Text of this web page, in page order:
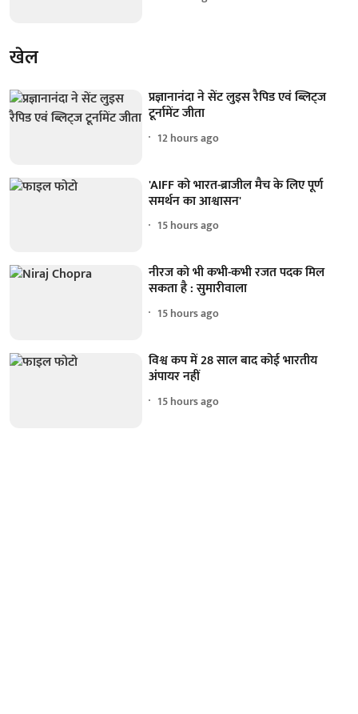
खेल
प्रज्ञानानंदा ने सेंट लुइस रैपिड एवं ब्लिट्ज
टूर्नामेंट जीता
12 hours ago
'AIFF को भारत-ब्राजील मैच के लिए पूर्ण
समर्थन का आश्वासन'
15 hours ago
नीरज को भी कभी-कभी रजत पदक मिल
सकता है : सुमारीवाला
15 hours ago
विश्व कप में 28 साल बाद कोई भारतीय
अंपायर नहीं
15 hours ago